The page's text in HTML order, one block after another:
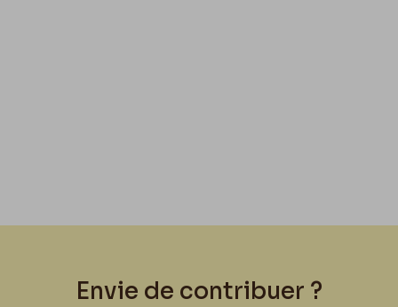
Envie de contribuer ?